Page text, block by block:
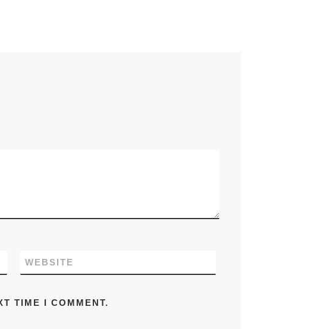
WEBSITE
TIME I COMMENT.